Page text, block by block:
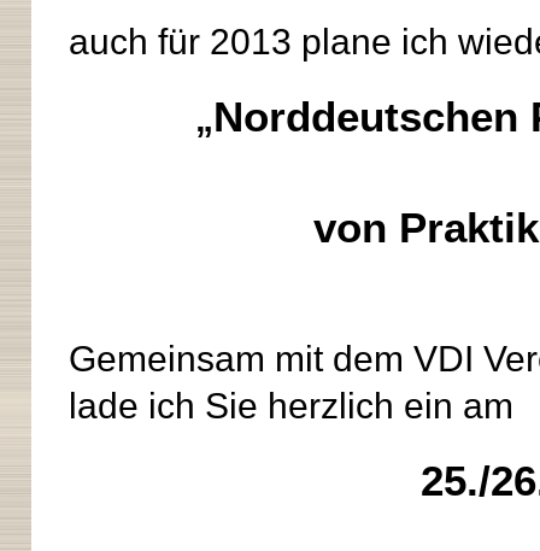
auch für 2013 plane ich
„Norddeutschen
von
Gemeinsam mit dem VDI
lade ich Sie herzlich ein am
25./